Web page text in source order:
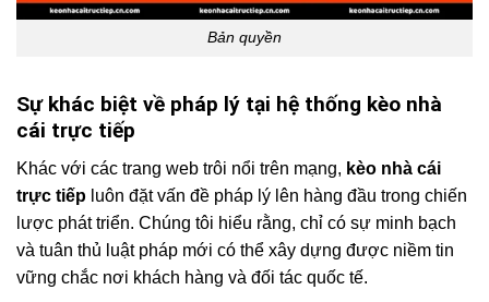
Bản quyền
Sự khác biệt về pháp lý tại hệ thống kèo nhà
cái trực tiếp
Khác với các trang web trôi nổi trên mạng, kèo nhà cái
trực tiếp luôn đặt vấn đề pháp lý lên hàng đầu trong chiến
lược phát triển. Chúng tôi hiểu rằng, chỉ có sự minh bạch
và tuân thủ luật pháp mới có thể xây dựng được niềm tin
vững chắc nơi khách hàng và đối tác quốc tế.